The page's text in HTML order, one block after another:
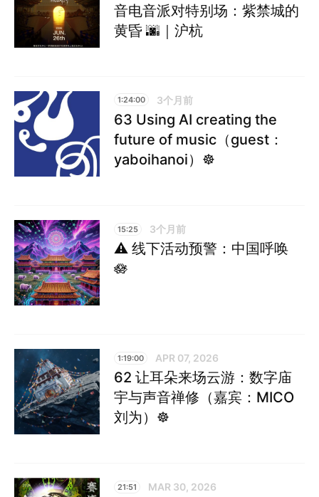
音电音派对特别场：紫禁城的
黄昏 🌆｜沪杭
1:24:00 3个月前
63 Using AI creating the
future of music（guest：
yaboihanoi）☸︎
15:25 3个月前
⚠️ 线下活动预警：中国呼唤
🪷
1:19:00 APR 07, 2026
62 让耳朵来场云游：数字庙
宇与声音禅修（嘉宾：MICO
刘为）☸︎
21:51 MAR 30, 2026